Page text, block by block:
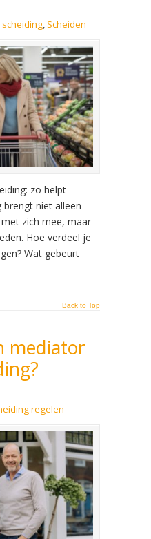
, Scheiden
zo helpt
brengt niet alleen
zich mee, maar
Hoe verdeel je
Wat gebeurt
Back to Top
mediator
regelen